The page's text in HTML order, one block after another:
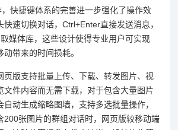
快捷键体系的完善进一步强化了操作效
速切换对话，Ctrl+Enter直接发送消息，
媒体库，这些设计使得专业用户可实现
动带来的时间损耗。
页版支持批量上传、下载、转发图片、视
文件内容而无需下载，对于包含大量图片
动生成缩略图墙，支持多选批量操作，
200张图片的群组对话时，网页版较移动端